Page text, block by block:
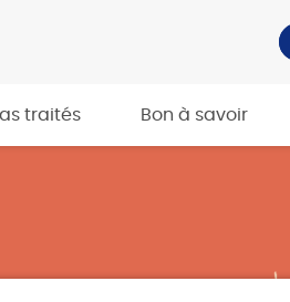
traités Bon à savoir